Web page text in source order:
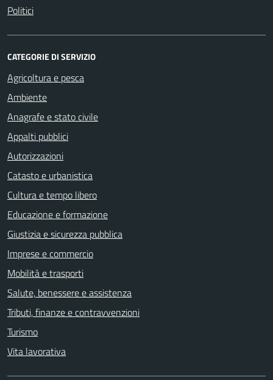
Politici
CATEGORIE DI SERVIZIO
Agricoltura e pesca
Ambiente
Anagrafe e stato civile
Appalti pubblici
Autorizzazioni
Catasto e urbanistica
Cultura e tempo libero
Educazione e formazione
Giustizia e sicurezza pubblica
Imprese e commercio
Mobilità e trasporti
Salute, benessere e assistenza
Tributi, finanze e contravvenzioni
Turismo
Vita lavorativa